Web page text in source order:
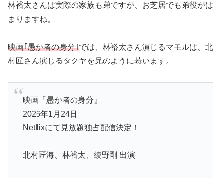
林裕太さんは実際の家族も弟ですが、お芝居でも弟役がは
まりますね。
映画｢愚か者の身分｣では、林裕太さん演じるマモルは、北
村匠さん演じるタクヤを兄のように慕います。
映画『愚か者の身分』
2026年1月24日
Netflixにて見放題独占配信決定！
北村匠海、林裕太、綾野剛 出演